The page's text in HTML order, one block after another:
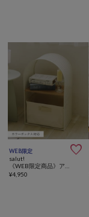
WEB限定 
salut!
¥4,950